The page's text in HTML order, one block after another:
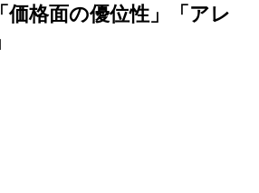
価格面の優位性」「アレ